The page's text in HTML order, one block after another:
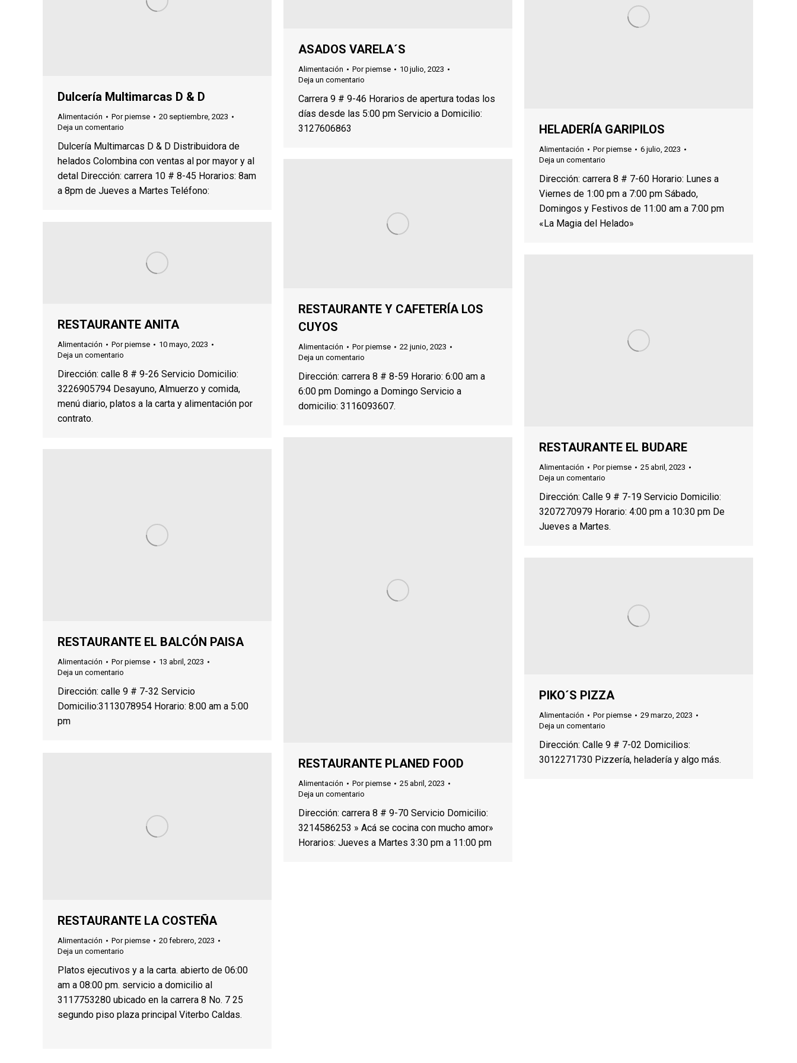
Dulcería Multimarcas D & D
Alimentación Porpiemse
20 septiembre, 2023
Deja un comentario
Dulcería Multimarcas D & D Distribuidora de
helados Colombina con ventas al por mayor y al
detal Dirección: carrera 10 # 8-45 Horarios: 8am
a 8pm de Jueves a Martes Teléfono:
ASADOS VARELA´S
Alimentación Porpiemse
10 julio, 2023
Deja un comentario
Carrera 9 # 9-46 Horarios de apertura todas los
días desde las 5:00 pm Servicio a Domicilio:
3127606863
HELADERÍA GARIPILOS
Alimentación Porpiemse
6 julio, 2023
Deja un comentario
Dirección: carrera 8 # 7-60 Horario: Lunes a
Viernes de 1:00 pm a 7:00 pm Sábado,
Domingos y Festivos de 11:00 am a 7:00 pm
«La Magia del Helado»
RESTAURANTE Y CAFETERÍA LOS
CUYOS
Alimentación Porpiemse
22 junio, 2023
Deja un comentario
Dirección: carrera 8 # 8-59 Horario: 6:00 am a
6:00 pm Domingo a Domingo Servicio a
domicilio: 3116093607.
RESTAURANTE ANITA
Alimentación Porpiemse
10 mayo, 2023
Deja un comentario
Dirección: calle 8 # 9-26 Servicio Domicilio:
3226905794 Desayuno, Almuerzo y comida,
menú diario, platos a la carta y alimentación por
contrato.
RESTAURANTE EL BUDARE
Alimentación Porpiemse
25 abril, 2023
Deja un comentario
Dirección: Calle 9 # 7-19 Servicio Domicilio:
3207270979 Horario: 4:00 pm a 10:30 pm De
Jueves a Martes.
RESTAURANTE PLANED FOOD
Alimentación Porpiemse
25 abril, 2023
Deja un comentario
Dirección: carrera 8 # 9-70 Servicio Domicilio:
3214586253 » Acá se cocina con mucho amor»
Horarios: Jueves a Martes 3:30 pm a 11:00 pm
RESTAURANTE EL BALCÓN PAISA
Alimentación Porpiemse
13 abril, 2023
Deja un comentario
Dirección: calle 9 # 7-32 Servicio
Domicilio:3113078954 Horario: 8:00 am a 5:00
pm
PIKO´S PIZZA
Alimentación Porpiemse
29 marzo, 2023
Deja un comentario
Dirección: Calle 9 # 7-02 Domicilios:
3012271730 Pizzería, heladería y algo más.
RESTAURANTE LA COSTEÑA
Alimentación Porpiemse
20 febrero, 2023
Deja un comentario
Platos ejecutivos y a la carta. abierto de 06:00
am a 08:00 pm. servicio a domicilio al
3117753280 ubicado en la carrera 8 No. 7 25
segundo piso plaza principal Viterbo Caldas.